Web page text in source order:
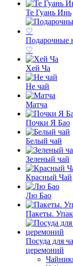
Те Гуань Инь
Подарочные
♡
Хей Ча
Не чай
Матча
Почки Я Бао
Белый чай
Зеленый чай
Красный Чай
Лю Бао
Пакеты.
Посуда для
церемоний